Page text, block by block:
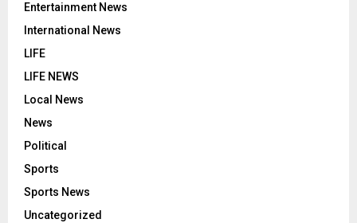
Entertainment News
International News
LIFE
LIFE NEWS
Local News
News
Political
Sports
Sports News
Uncategorized